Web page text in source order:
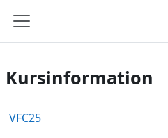
Website-Übersicht
Kursinformation
VFC25